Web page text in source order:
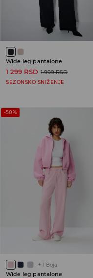
Wide leg pantalone
1 299 RSD 1 999 RSD
SEZONSKO SNIŽENJE
-50%
+ 1 Boja
Wide leg pantalone